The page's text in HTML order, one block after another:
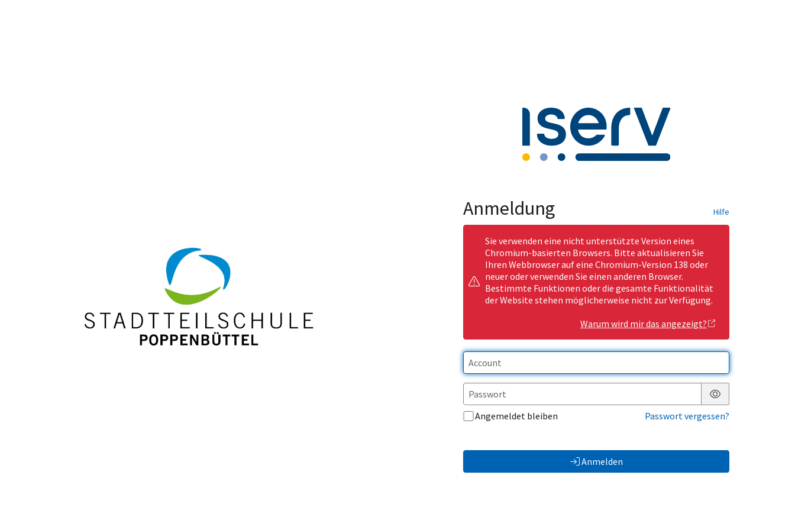
Anmeldung Hilfe
Sie verwenden eine nicht unterstützte Version eines
Chromium-basierten Browsers. Bitte aktualisieren Sie
Ihren Webbrowser auf eine Chromium-Version 138 oder
neuer oder verwenden Sie einen anderen Browser.
Bestimmte Funktionen oder die gesamte Funktionalität
der Website stehen möglicherweise nicht zur Verfügung.
Warum wird mir das angezeigt?
Passwort anzeigen
Angemeldet bleiben
Passwort vergessen?
Anmelden